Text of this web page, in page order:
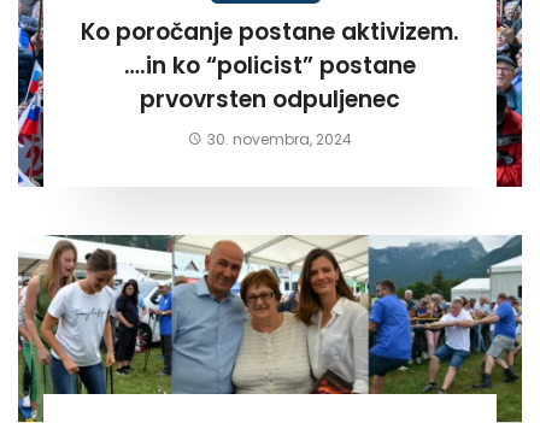
Ko poročanje postane aktivizem.
….in ko “policist” postane
prvovrsten odpuljenec
30. novembra, 2024